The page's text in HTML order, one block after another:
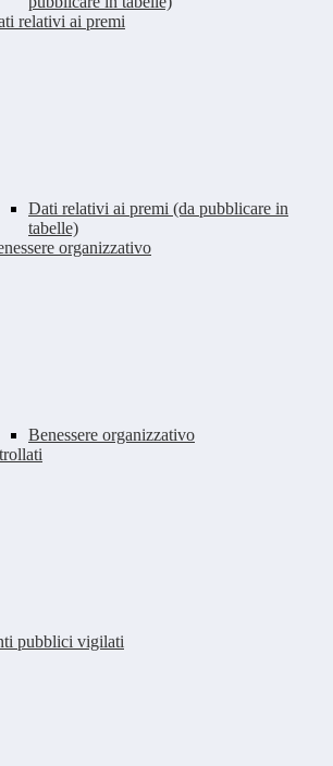
relativi ai premi
Dati relativi ai premi (da pubblicare in
tabelle)
organizzativo
Benessere organizzativo
pubblici vigilati